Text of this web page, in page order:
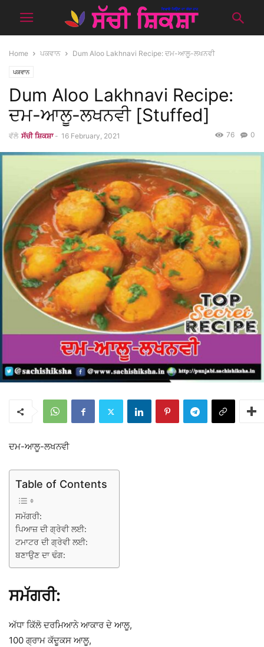
Home ਪਕਵਾਨ Dum Aloo Lakhnavi Recipe: ਦਮ-ਆਲੂ-ਲਖਨਵੀ
ਪਕਵਾਨ
Dum Aloo Lakhnavi Recipe:
ਦਮ-ਆਲੂ-ਲਖਨਵੀ [Stuffed]
ਵੱਲੋ ਸੱਚੀ ਸ਼ਿਕਸ਼ਾ - 16 February, 2021 0
76
ਦਮ-ਆਲੂ-ਲਖਨਵੀ
Table of Contents
ਸਮੱਗਰੀ:
ਪਿਆਜ਼ ਦੀ ਗ੍ਰੇਵੀ ਲਈ:
ਟਮਾਟਰ ਦੀ ਗ੍ਰੇਵੀ ਲਈ:
ਬਣਾਉਣ ਦਾ ਢੰਗ:
ਸਮੱਗਰੀ:
ਅੱਧਾ ਕਿੱਲੋ ਦਰਮਿਆਨੇ ਆਕਾਰ ਦੇ ਆਲੂ,
100 ਗ੍ਰਾਮ ਕੱਦੂਕਸ ਆਲੂ,